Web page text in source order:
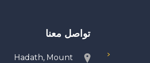
تواصل معنا
Hadath, Mount